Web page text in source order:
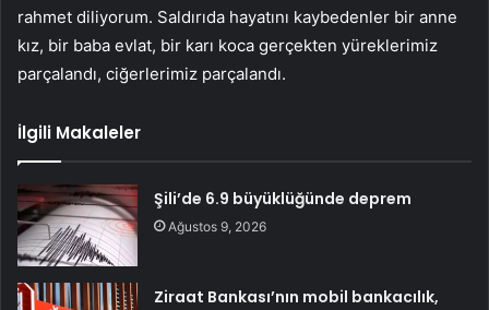
rahmet diliyorum. Saldırıda hayatını kaybedenler bir anne
kız, bir baba evlat, bir karı koca gerçekten yüreklerimiz
parçalandı, ciğerlerimiz parçalandı.
İlgili Makaleler
Şili’de 6.9 büyüklüğünde deprem
Ağustos 9, 2026
Ziraat Bankası’nın mobil bankacılık,